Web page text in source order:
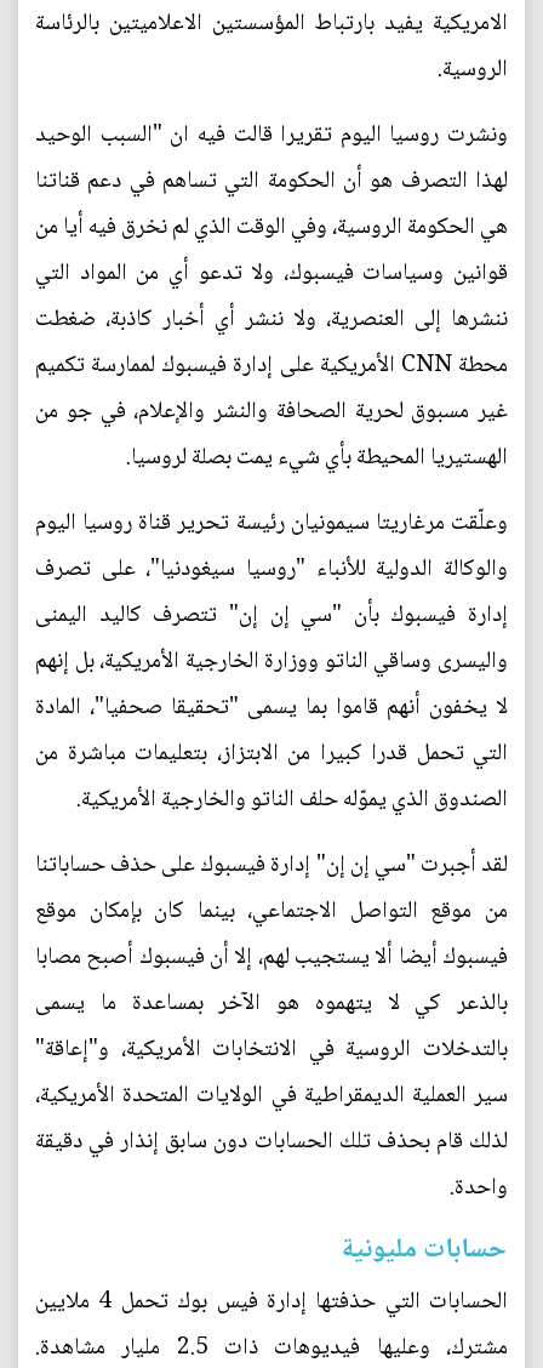
الامريكية يفيد بارتباط المؤسستين الاعلاميتين بالرئاسة
الروسية.
ونشرت روسيا اليوم تقريرا قالت فيه ان "السبب الوحيد
لهذا التصرف هو أن الحكومة التي تساهم في دعم قناتنا
هي الحكومة الروسية، وفي الوقت الذي لم نخرق فيه أيا من
قوانين وسياسات فيسبوك، ولا تدعو أي من المواد التي
ننشرها إلى العنصرية، ولا ننشر أي أخبار كاذبة، ضغطت
محطة CNN الأمريكية على إدارة فيسبوك لممارسة تكميم
غير مسبوق لحرية الصحافة والنشر والإعلام، في جو من
الهستيريا المحيطة بأي شيء يمت بصلة لروسيا.
وعلّقت مرغاريتا سيمونيان رئيسة تحرير قناة روسيا اليوم
والوكالة الدولية للأنباء "روسيا سيغودنيا"، على تصرف
إدارة فيسبوك بأن "سي إن إن" تتصرف كاليد اليمنى
واليسرى وساقي الناتو ووزارة الخارجية الأمريكية، بل إنهم
لا يخفون أنهم قاموا بما يسمى "تحقيقا صحفيا"، المادة
التي تحمل قدرا كبيرا من الابتزاز، بتعليمات مباشرة من
الصندوق الذي يموّله حلف الناتو والخارجية الأمريكية.
لقد أجبرت "سي إن إن" إدارة فيسبوك على حذف حساباتنا
من موقع التواصل الاجتماعي، بينما كان بإمكان موقع
فيسبوك أيضا ألا يستجيب لهم، إلا أن فيسبوك أصبح مصابا
بالذعر كي لا يتهموه هو الآخر بمساعدة ما يسمى
بالتدخلات الروسية في الانتخابات الأمريكية، و"إعاقة"
سير العملية الديمقراطية في الولايات المتحدة الأمريكية،
لذلك قام بحذف تلك الحسابات دون سابق إنذار في دقيقة
واحدة.
حسابات مليونية
الحسابات التي حذفتها إدارة فيس بوك تحمل 4 ملايين
مشترك، وعليها فيديوهات ذات 2.5 مليار مشاهدة.